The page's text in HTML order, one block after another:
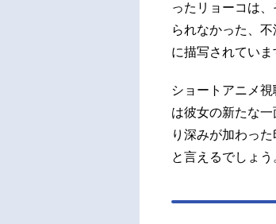
ったリョーコは
られなかった、
に描写されていま
ショートアニメ
は彼女の新たな
り深みが加わっ
と言えるでしょう